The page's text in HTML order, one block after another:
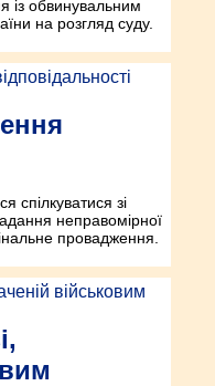
із обвинувальним
на розгляд суду.
спілкуватися зі
неправомірної
провадження.